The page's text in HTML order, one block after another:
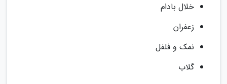
خلال بادام
زعفران
نمک و فلفل
گلاب